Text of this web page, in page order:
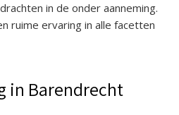
in de onder aanneming.
ruime ervaring in alle facetten
in Barendrecht